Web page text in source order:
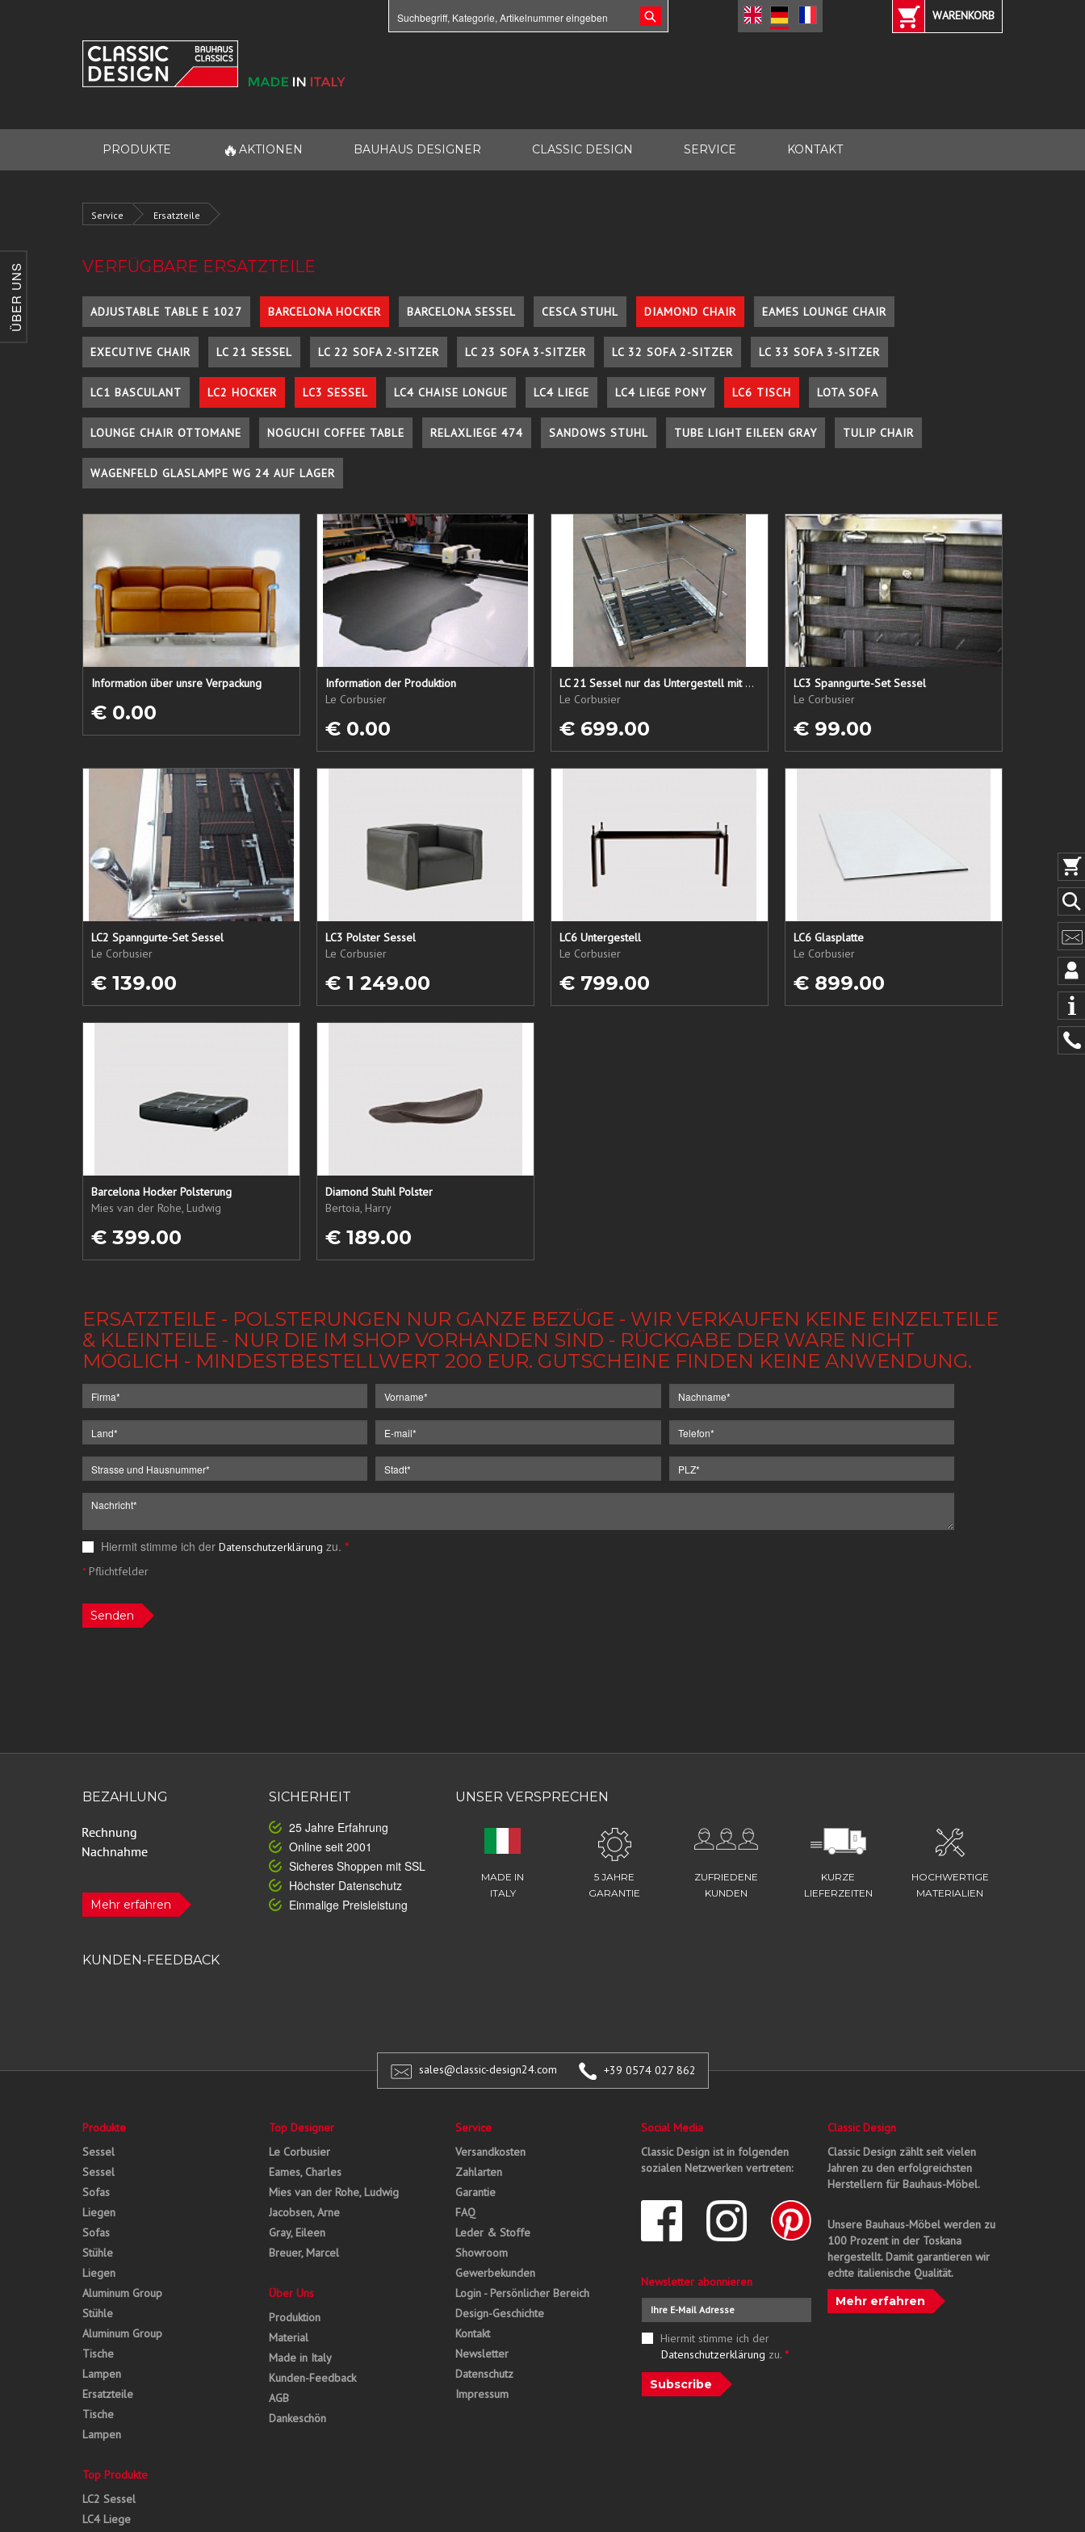
ÜBER UNS
WARENKORB
PRODUKTE 🔥 AKTIONEN BAUHAUS DESIGNER CLASSIC DESIGN SERVICE KONTAKT
Service Ersatzteile
VERFÜGBARE ERSATZTEILE
ADJUSTABLE TABLE E 1027 BARCELONA HOCKER BARCELONA SESSEL CESCA STUHL DIAMOND CHAIR EAMES LOUNGE CHAIR
EXECUTIVE CHAIR LC 21 SESSEL LC 22 SOFA 2-SITZER LC 23 SOFA 3-SITZER LC 32 SOFA 2-SITZER LC 33 SOFA 3-SITZER
LC1 BASCULANT LC2 HOCKER LC3 SESSEL LC4 CHAISE LONGUE LC4 LIEGE LC4 LIEGE PONY LC6 TISCH LOTA SOFA
LOUNGE CHAIR OTTOMANE NOGUCHI COFFEE TABLE RELAXLIEGE 474 SANDOWS STUHL TUBE LIGHT EILEEN GRAY TULIP CHAIR
WAGENFELD GLASLAMPE WG 24 AUF LAGER
Information über unsre Verpackung
€ 0.00
Information der Produktion
Le Corbusier
€ 0.00
LC 21 Sessel nur das Untergestell mit elastischen Straps
Le Corbusier
€ 699.00
LC3 Spanngurte-Set Sessel
Le Corbusier
€ 99.00
LC2 Spanngurte-Set Sessel
Le Corbusier
€ 139.00
LC3 Polster Sessel
Le Corbusier
€ 1 249.00
LC6 Untergestell
Le Corbusier
€ 799.00
LC6 Glasplatte
Le Corbusier
€ 899.00
Barcelona Hocker Polsterung
Mies van der Rohe, Ludwig
€ 399.00
Diamond Stuhl Polster
Bertoia, Harry
€ 189.00
ERSATZTEILE - POLSTERUNGEN NUR GANZE BEZÜGE - WIR VERKAUFEN KEINE EINZELTEILE
& KLEINTEILE - NUR DIE IM SHOP VORHANDEN SIND - RÜCKGABE DER WARE NICHT
MÖGLICH - MINDESTBESTELLWERT 200 EUR. GUTSCHEINE FINDEN KEINE ANWENDUNG.
Hiermit stimme ich der Datenschutzerklärung zu. *
*Pflichtfelder
Senden
BEZAHLUNG
Mehr erfahren
SICHERHEIT
25 Jahre Erfahrung
Online seit 2001
Sicheres Shoppen mit SSL
Höchster Datenschutz
Einmalige Preisleistung
UNSER VERSPRECHEN
MADE IN
ITALY
5 JAHRE
GARANTIE
ZUFRIEDENE
KUNDEN
KURZE
LIEFERZEITEN
HOCHWERTIGE
MATERIALIEN
KUNDEN-FEEDBACK
sales@classic-design24.com +39 0574 027 862
Produkte
Sessel
Sessel
Sofas
Liegen
Sofas
Stühle
Liegen
Aluminum Group
Stühle
Aluminum Group
Tische
Lampen
Ersatzteile
Tische
Lampen
Top Produkte
LC2 Sessel
LC4 Liege
Top Designer
Le Corbusier
Eames, Charles
Mies van der Rohe, Ludwig
Jacobsen, Arne
Gray, Eileen
Breuer, Marcel
Über Uns
Produktion
Material
Made in Italy
Kunden-Feedback
AGB
Dankeschön
Service
Versandkosten
Zahlarten
Garantie
FAQ
Leder & Stoffe
Showroom
Gewerbekunden
Login - Persönlicher Bereich
Design-Geschichte
Kontakt
Newsletter
Datenschutz
Impressum
Social Media
Classic Design ist in folgenden
sozialen Netzwerken vertreten:
Newsletter abonnieren
Hiermit stimme ich der
Datenschutzerklärung zu. *
Subscribe
Classic Design
Classic Design zählt seit vielen
Jahren zu den erfolgreichsten
Herstellern für Bauhaus-Möbel.
Unsere Bauhaus-Möbel werden zu
100 Prozent in der Toskana
hergestellt. Damit garantieren wir
echte italienische Qualität.
Mehr erfahren